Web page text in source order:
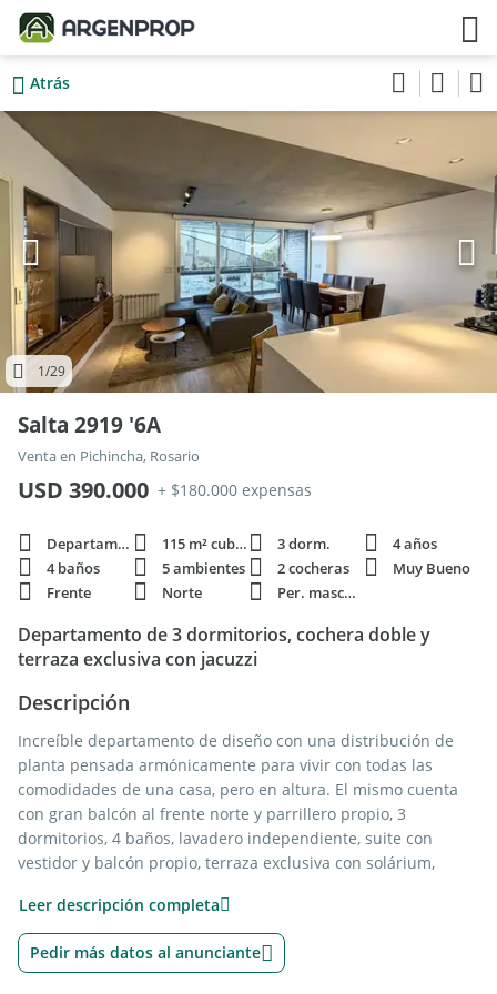
Atrás
1/29
Salta 2919 '6A
Venta en Pichincha, Rosario
USD 390.000 + $180.000 expensas
Departamento 115 m² cubie. 3 dorm.
4 años
4 baños
5 ambientes 2 cocheras
Muy Bueno
Frente
Norte Per. mascota
Departamento de 3 dormitorios, cochera doble y
terraza exclusiva con jacuzzi
Descripción
Increíble departamento de diseño con una distribución de
planta pensada armónicamente para vivir con todas las
comodidades de una casa, pero en altura. El mismo cuenta
con gran balcón al frente norte y parrillero propio, 3
dormitorios, 4 baños, lavadero independiente, suite con
vestidor y balcón propio, terraza exclusiva con solárium,
cruzada. Ingreso a hall de recepción con baño toilette oculto,
gran living-comedor con cocina anexa, balcón al frente norte
con parrillero, dormitorios secundarios al contrafrente
Leer descripción completa
Pedir más datos al anunciante